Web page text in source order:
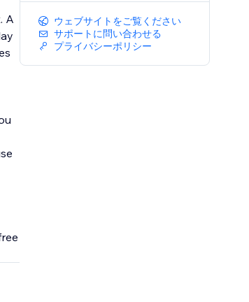
A
ウェブサイトをご覧ください
サポートに問い合わせる
プライバシーポリシー